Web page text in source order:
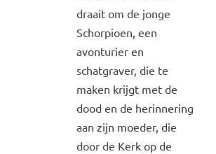
draait om de jonge
Schorpioen, een
avonturier en
schatgraver, die te
maken krijgt met de
dood en de herinnering
aan zijn moeder, die
door de Kerk op de